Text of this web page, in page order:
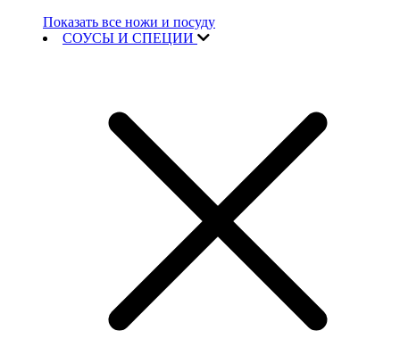
Показать все ножи и посуду
СОУСЫ И СПЕЦИИ